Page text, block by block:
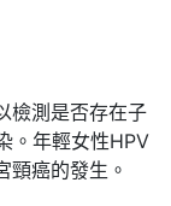
檢測是否存在子
。年輕女性HPV
頸癌的發生。